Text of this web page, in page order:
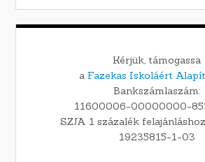
Kérjük, támogassa
a Fazekas Iskoláért
Bankszámlaszám:
11600006-00000000-
SZJA 1 százalék
19235815-1-03